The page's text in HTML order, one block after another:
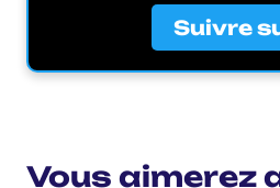
Suivre
Vous aimerez